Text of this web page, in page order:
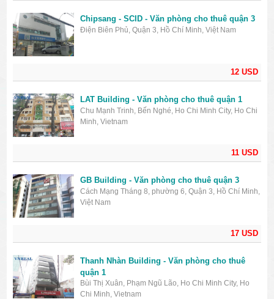
12 USD
Chipsang - SCID - Văn phòng cho thuê quận 3
Điện Biên Phủ, Quận 3, Hồ Chí Minh, Việt Nam
11 USD
LAT Building - Văn phòng cho thuê quận 1
Chu Mạnh Trinh, Bến Nghé, Ho Chi Minh City, Ho Chi
Minh, Vietnam
17 USD
GB Building - Văn phòng cho thuê quận 3
Cách Mạng Tháng 8, phường 6, Quận 3, Hồ Chí Minh,
Việt Nam
Thanh Nhàn Building - Văn phòng cho thuê
quận 1
Bùi Thị Xuân, Phạm Ngũ Lão, Ho Chi Minh City, Ho
Chi Minh, Vietnam